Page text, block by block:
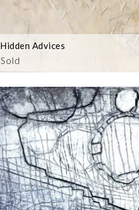
Sold
Hidden Advices